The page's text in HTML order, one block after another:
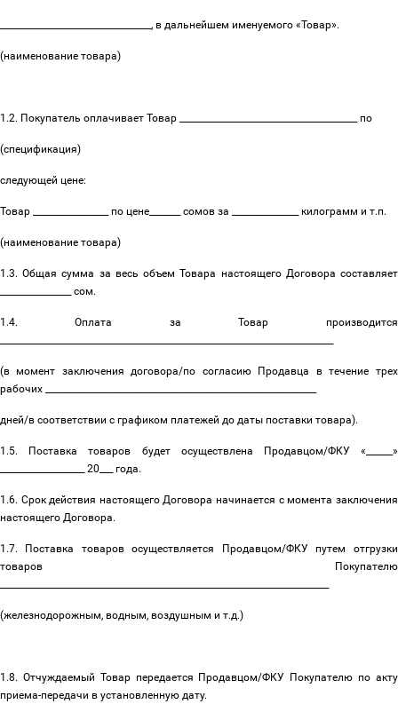
__________________________________, в дальнейшем именуемого «Товар».
(наименование товара)
1.2. Покупатель оплачивает Товар ________________________________________ по
(спецификация)
следующей цене:
Товар _________________ по цене_______ сомов за _______________ килограмм и т.п.
(наименование товара)
1.3. Общая сумма за весь объем Товара настоящего Договора составляет
________________ сом.
1.4. Оплата за Товар производится
(в момент заключения договора/по согласию Продавца в течение трех
рабочих _____________________________________________________________
дней/в соответствии с графиком платежей до даты поставки товара).
1.5. Поставка товаров будет осуществлена Продавцом/ФКУ «______»
___________________ 20___ года.
1.6. Срок действия настоящего Договора начинается с момента заключения
настоящего Договора.
1.7. Поставка товаров осуществляется Продавцом/ФКУ путем отгрузки
товаров Покупателю
(железнодорожным, водным, воздушным и т.д.)
1.8. Отчуждаемый Товар передается Продавцом/ФКУ Покупателю по акту
приема-передачи в установленную дату.